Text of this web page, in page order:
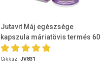
Jutavit Máj egészsége
kapszula máriatövis termés 60
db
Cikksz. JV831